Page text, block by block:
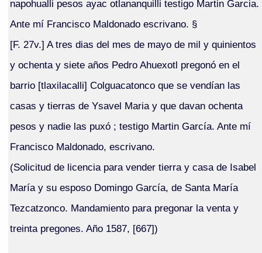
napohualli pesos ayac otlananquilli testigo Martin Garcia.
Ante mí Francisco Maldonado escrivano. §
[F. 27v.] A tres dias del mes de mayo de mil y quinientos
y ochenta y siete años Pedro Ahuexotl pregonó en el
barrio [tlaxilacalli] Colguacatonco que se vendían las
casas y tierras de Ysavel Maria y que davan ochenta
pesos y nadie las puxó ; testigo Martin García. Ante mí
Francisco Maldonado, escrivano.
(Solicitud de licencia para vender tierra y casa de Isabel
María y su esposo Domingo García, de Santa María
Tezcatzonco. Mandamiento para pregonar la venta y
treinta pregones. Año 1587, [667])